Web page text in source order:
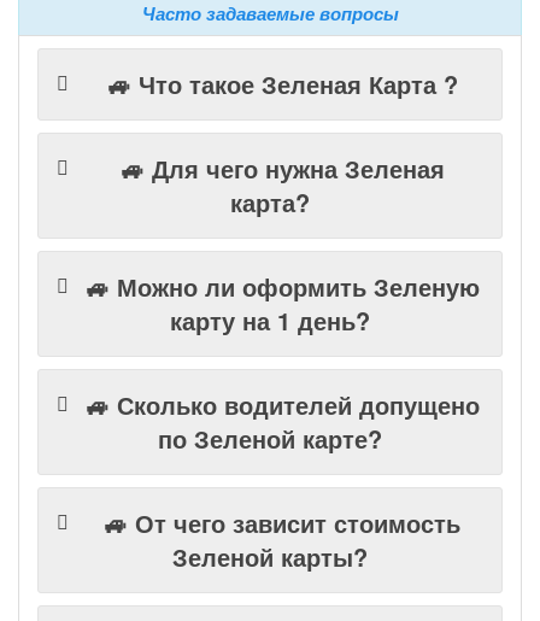
Часто задаваемые вопросы
🚙 Что такое Зеленая Карта ?
🚙 Для чего нужна Зеленая
карта?
🚙 Можно ли оформить Зеленую
карту на 1 день?
🚙 Сколько водителей допущено
по Зеленой карте?
🚙 От чего зависит стоимость
Зеленой карты?